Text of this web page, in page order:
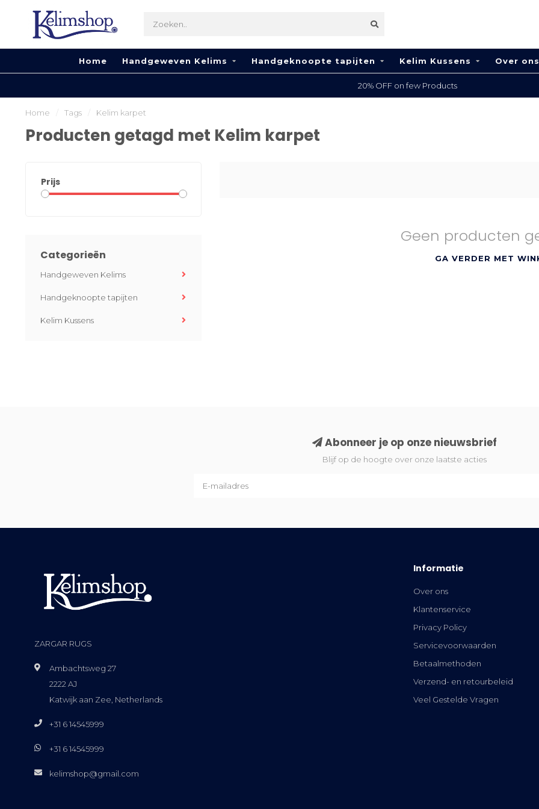
Home Handgeweven Kelims Handgeknoopte tapijten Kelim Kussens Over ons
20% OFF on few Products
Home Tags Kelim karpet
Producten getagd met Kelim karpet
Prijs
Categorieën
Handgeweven Kelims
Handgeknoopte tapijten
Kelim Kussens
Geen producten
GA VERDER MET
Abonneer je op onze nieuwsbrief
Blijf op de hoogte over onze laatste acties
ZARGAR RUGS
Ambachtsweg 27
2222 AJ
Katwijk aan Zee, Netherlands
+31 6 14545999
+31 6 14545999
kelimshop@gmail.com
Informatie
Over ons
Klantenservice
Privacy Policy
Servicevoorwaarden
Betaalmethoden
Verzend- en retourbeleid
Veel Gestelde Vragen